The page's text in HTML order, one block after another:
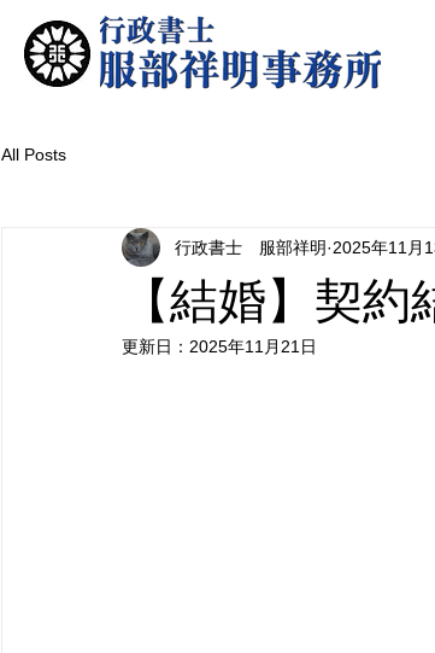
All Posts
【結婚】契
行政書士 服部祥明 2025年11月
更新日： 2025年11月21日